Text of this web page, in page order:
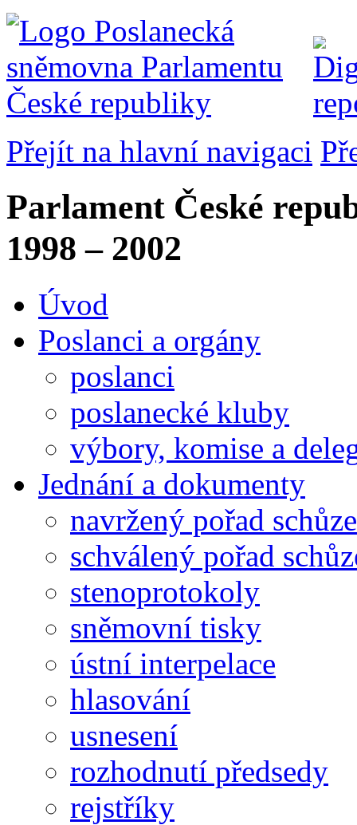
Přejít na hlavní navigaci
Parlament České
1998 – 2002
Úvod
Poslanci a orgány
poslanci
poslanecké kluby
výbory, komise a
Jednání a dokumenty
navržený pořad schůze
schválený pořad
stenoprotokoly
sněmovní tisky
ústní interpelace
hlasování
usnesení
rozhodnutí předsedy
rejstříky